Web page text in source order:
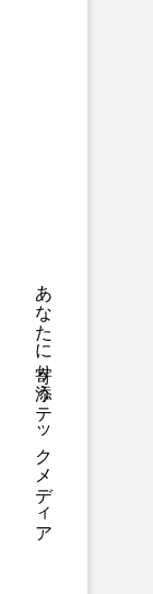
あなたに寄り添う テックメディア